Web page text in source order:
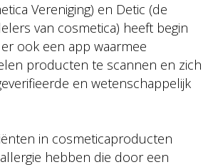
Vereniging) en Detic (de
van cosmetica) heeft begin
ook een app waarmee
producten te scannen en zich
en wetenschappelijk
in cosmeticaproducten
hebben die door een